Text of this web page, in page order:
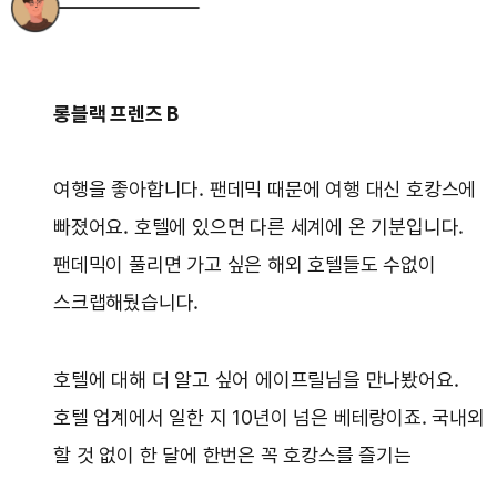
롱블랙 프렌즈 B
여행을 좋아합니다. 팬데믹 때문에 여행 대신 호캉스에
빠졌어요. 호텔에 있으면 다른 세계에 온 기분입니다.
팬데믹이 풀리면 가고 싶은 해외 호텔들도 수없이
스크랩해뒀습니다.
호텔에 대해 더 알고 싶어 에이프릴님을 만나봤어요.
호텔 업계에서 일한 지 10년이 넘은 베테랑이죠. 국내외
할 것 없이 한 달에 한번은 꼭 호캉스를 즐기는